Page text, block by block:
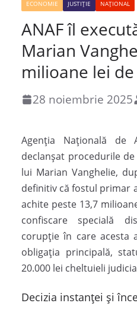
ECONOMIE JUSTIȚIE NAȚIONAL
ANAF îl
Marian
milioane lei
28 noiembrie 2025
Agenția Națională de
declanșat procedurile
lui Marian Vanghelie,
definitiv că fostul primar
achite peste 13,7
confiscare specială
corupție în care acesta
obligația principală,
20.000 lei cheltuieli
Decizia instanței și